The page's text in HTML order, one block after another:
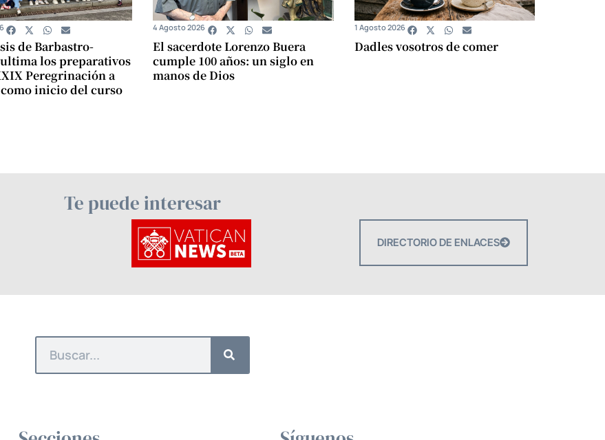
de Barbastro-
los preparativos
Peregrinación a
inicio del curso
El sacerdote Lorenzo Buera
cumple 100 años: un siglo en
manos de Dios
4 Agosto 2026
Dadles vosotros de comer
1 Agosto 2026
Te puede interesar
DIRECTORIO DE ENLACES